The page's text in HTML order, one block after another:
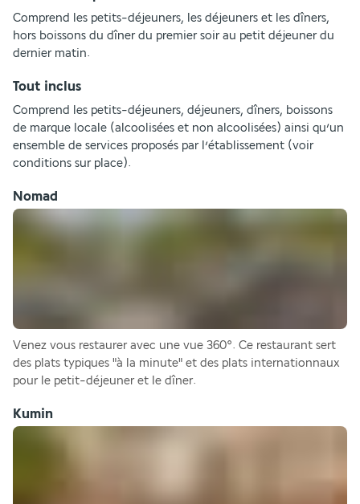
Comprend les petits-déjeuners, les déjeuners et les dîners,
hors boissons du dîner du premier soir au petit déjeuner du
dernier matin.
Tout inclus
Comprend les petits-déjeuners, déjeuners, dîners, boissons
de marque locale (alcoolisées et non alcoolisées) ainsi qu’un
ensemble de services proposés par l’établissement (voir
conditions sur place).
Nomad
Venez vous restaurer avec une vue 360°. Ce restaurant sert
des plats typiques "à la minute" et des plats internationnaux
pour le petit-déjeuner et le dîner.
Kumin